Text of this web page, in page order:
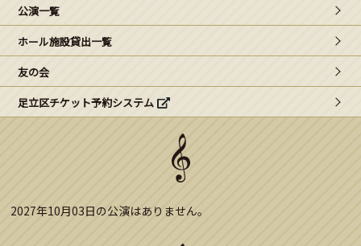
こどもみーてぃんぐ
Gがくえん
ブランドからのお知らせ
公演一覧
ホール施設貸出一覧
友の会
足立区チケット予約システム
2027年10月03日の公演はありません。